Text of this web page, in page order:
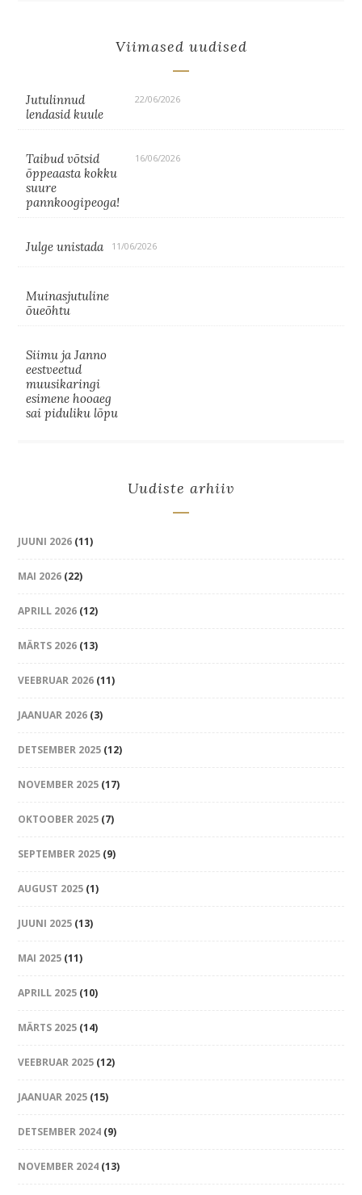
Viimased uudised
Jutulinnud
lendasid kuule
22/06/2026
Taibud võtsid
õppeaasta kokku
suure
pannkoogipeoga!
16/06/2026
Julge unistada 11/06/2026
Muinasjutuline
õueõhtu
Siimu ja Janno
eestveetud
muusikaringi
esimene hooaeg
sai piduliku lõpu
Uudiste arhiiv
JUUNI 2026 (11)
MAI 2026 (22)
APRILL 2026 (12)
MÄRTS 2026 (13)
VEEBRUAR 2026 (11)
JAANUAR 2026 (3)
DETSEMBER 2025 (12)
NOVEMBER 2025 (17)
OKTOOBER 2025 (7)
SEPTEMBER 2025 (9)
AUGUST 2025 (1)
JUUNI 2025 (13)
MAI 2025 (11)
APRILL 2025 (10)
MÄRTS 2025 (14)
VEEBRUAR 2025 (12)
JAANUAR 2025 (15)
DETSEMBER 2024 (9)
NOVEMBER 2024 (13)